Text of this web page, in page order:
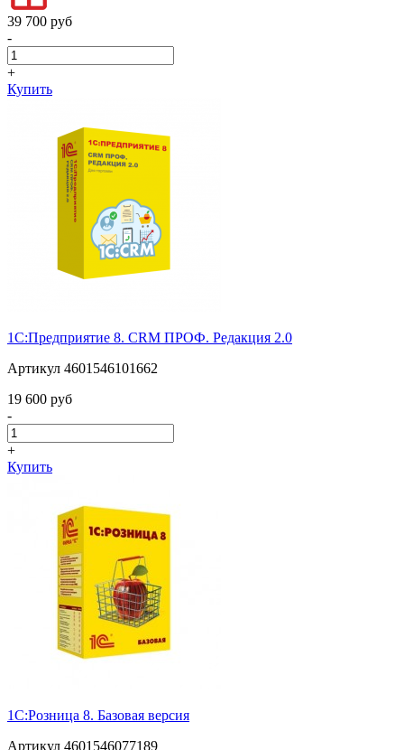
39 700 pуб
-
+
Купить
1С:Предприятие 8. CRM ПРОФ. Редакция 2.0
Артикул 4601546101662
19 600 pуб
-
+
Купить
1С:Розница 8. Базовая версия
Артикул 4601546077189